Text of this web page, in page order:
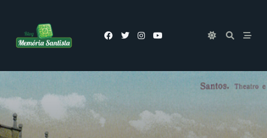
content